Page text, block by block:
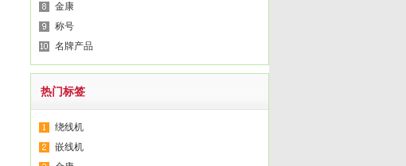
金康
称号
名牌产品
热门标签
绕线机
嵌线机